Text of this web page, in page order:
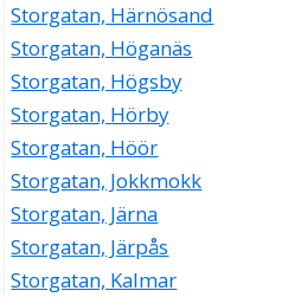
Storgatan, Härnösand
Storgatan, Höganäs
Storgatan, Högsby
Storgatan, Hörby
Storgatan, Höör
Storgatan, Jokkmokk
Storgatan, Järna
Storgatan, Järpås
Storgatan, Kalmar